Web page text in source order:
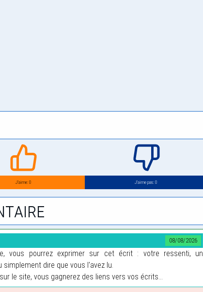
J’aime: 0 J’aime pas: 0
08/08/2026
vous pourrez exprimer sur cet écrit : votre ressenti, un
dire que vous l'avez lu.
le site, vous gagnerez des liens vers vos écrits...